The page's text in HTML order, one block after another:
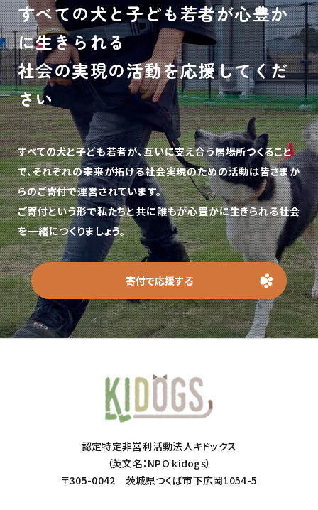
すべての犬と子ども若者が心豊か
に生きられる
社会の実現の活動を応援してくだ
さい
すべての犬と子ども若者が、互いに支え合う居場所つくること
で、それぞれの未来が拓ける社会実現のための活動は皆さまか
らのご寄付で運営されています。
ご寄付という形で私たちと共に誰もが心豊かに生きられる社会
を一緒につくりましょう。
寄付で応援する
認定特定非営利活動法人キドックス
（英文名：NPO kidogs）
〒305-0042 茨城県つくば市下広岡1054-5